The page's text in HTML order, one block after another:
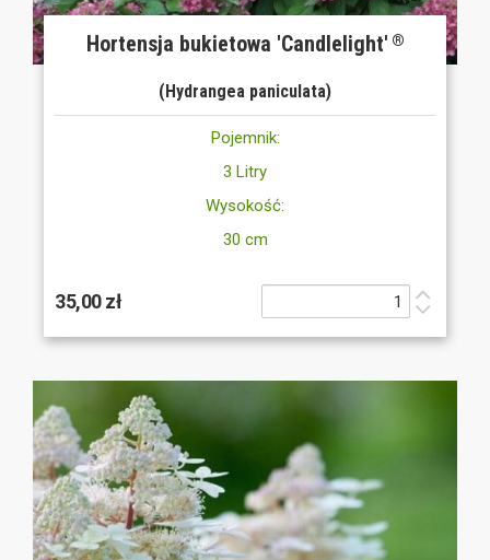
Hortensja bukietowa 'Candlelight' ®
(Hydrangea paniculata)
Pojemnik:
3 Litry
Wysokość:
30 cm
35,00 zł